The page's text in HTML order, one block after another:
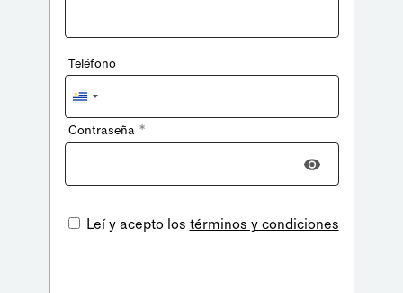
Teléfono
Uruguay
+598
Contraseña *
Leí y acepto los términos y condiciones